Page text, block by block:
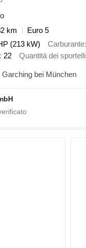
km
Euro 5
(213 kW) Carburante
22 Quantità dei sportelli
bei München